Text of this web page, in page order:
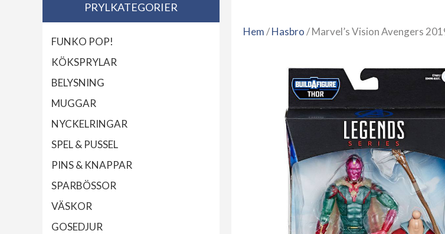
Hem/Hasbro/ Marvel’s Vision Avengers
PRYLKATEGORIER
FUNKO POP!
KÖKSPRYLAR
BELYSNING
MUGGAR
NYCKELRINGAR
SPEL & PUSSEL
PINS & KNAPPAR
SPARBÖSSOR
VÄSKOR
GOSEDJUR